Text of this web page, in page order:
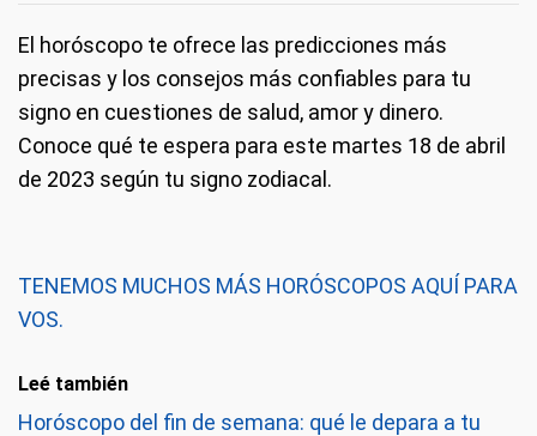
El horóscopo te ofrece las predicciones más
precisas y los consejos más confiables para tu
signo en cuestiones de salud, amor y dinero.
Conoce qué te espera para este martes 18 de abril
de 2023 según tu signo zodiacal.
TENEMOS MUCHOS MÁS HORÓSCOPOS AQUÍ PARA
VOS.
Leé también
Horóscopo del fin de semana: qué le depara a tu